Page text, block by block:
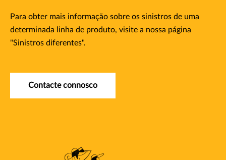
Para obter mais informação sobre os sinistros de uma
determinada linha de produto, visite a nossa página
"Sinistros diferentes".
Contacte connosco